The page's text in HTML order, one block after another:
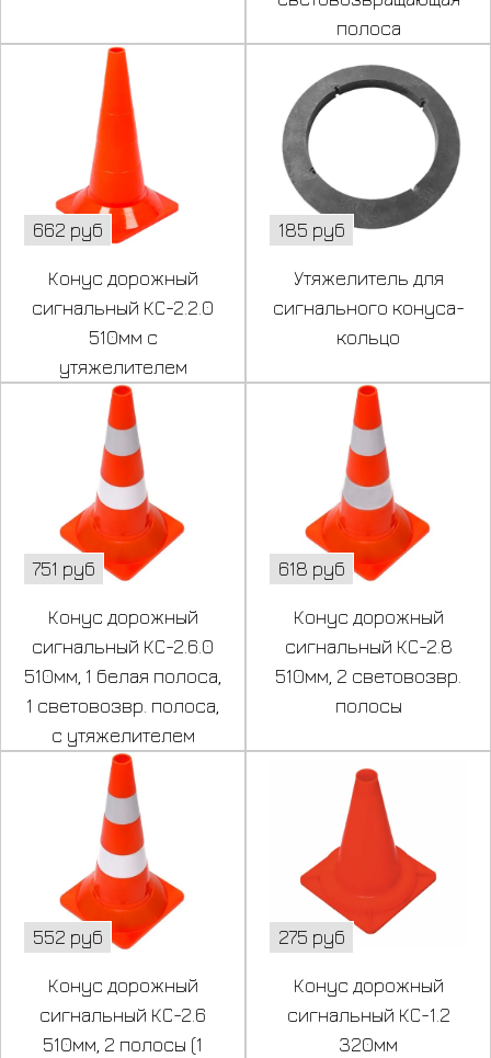
полоса
662 руб
Конус дорожный
сигнальный КС-2.2.0
510мм с
утяжелителем
185 руб
Утяжелитель для
сигнального конуса-
кольцо
751 руб
Конус дорожный
сигнальный КС-2.6.0
510мм, 1 белая полоса,
1 световозвр. полоса,
с утяжелителем
618 руб
Конус дорожный
сигнальный КС-2.8
510мм, 2 световозвр.
полосы
552 руб
Конус дорожный
сигнальный КС-2.6
510мм, 2 полосы (1
275 руб
Конус дорожный
сигнальный КС-1.2
320мм